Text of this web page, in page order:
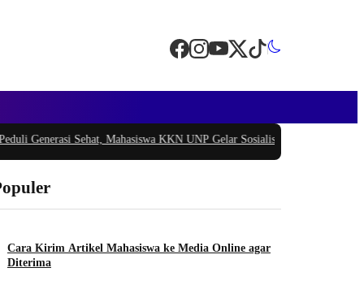
Sehat, Mahasiswa KKN UNP Gelar Sosialisasi Pencegahan
Cara Kirim Artikel Mahasiswa ke Media Online agar
Diterima